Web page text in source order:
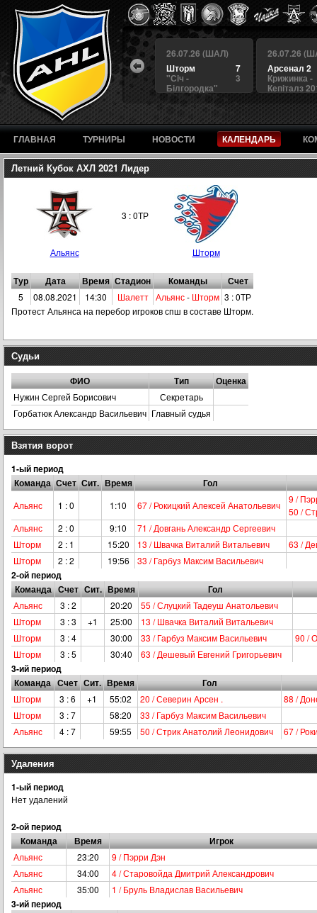
4
4
26.07.26 (ШАЛ)
3
БЕРКУТ
1
Альянс
26.07.26 (ШАЛ)
7
Шторм
3
"Сiч -
Білгородка"
26.07.26
Арсенал 2
Крижинка -
Кепіталз
ГЛАВНАЯ ТУРНИРЫ НОВОСТИ КАЛЕНДАРЬ
Летний Кубок АХЛ 2021 Лидер
3 : 0ТР
Альянс Шторм
Тур Дата Время Стадион Команды Счет
5 08.08.2021 14:30 Шалетт Альянс- Шторм 3 : 0ТР
Протест Альянса на перебор игроков спш в составе Шторм.
Судьи
ФИО Тип Оценка
Нужин Сергей Борисович
Секретарь
Горбатюк Александр Васильевич Главный судья
Взятия ворот
1-ый период
Команда Счет Сит. Время Гол
Альянс 1 : 0 1:10 67 / Рокицкий Алексей Анатольевич
9 /
50 /
Альянс
2 : 0 9:10
71 / Довгань Александр Сергеевич
Шторм
2 : 1 15:20 13 / Швачка Виталий Витальевич
63 /
Шторм
2 : 2 19:56 33 / Гарбуз Максим Васильевич
2-ой период
Команда Счет Сит. Время Гол
Альянс 3 : 2 20:20
55 / Слуцкий Тадеуш Анатольевич
Шторм
3 : 3 +1 25:00
13 / Швачка Виталий Витальевич
Шторм
3 : 4 30:00 33 / Гарбуз Максим Васильевич
90 /
Шторм
3 : 5 30:40 63 / Дешевый Евгений Григорьевич
3-ий период
Команда Счет Сит. Время Гол
Шторм 3 : 6 +1 55:02 20 / Северин Арсен .
88 /
Шторм
3 : 7 58:20
33 / Гарбуз Максим Васильевич
Альянс
4 : 7 59:55 50 / Стрик Анатолий Леонидович 67 /
Удаления
1-ый период
Нет удалений
2-ой период
Команда
Время Игрок
Альянс 23:20
9 / Пэрри Дэн
Альянс
34:00
4 / Старовойда Дмитрий Александрович
Альянс
35:00 1 / Бруль Владислав Васильевич
3-ий период